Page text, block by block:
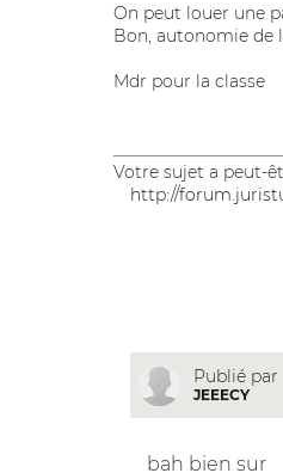
On peut louer une
Bon, autonomie de
Mdr pour la classe
Votre sujet a peut-
http://
Publié par
JEEECY
bah bien sur